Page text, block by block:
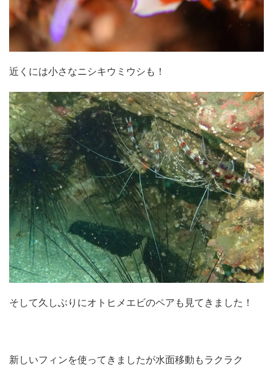
近くには小さなニシキウミウシも！
そして久しぶりにオトヒメエビのペアも見てきました！
新しいフィンを使ってきましたが水面移動もラクラク